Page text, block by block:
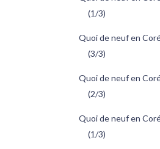
(1/3)
Quoi de neuf en
(3/3)
Quoi de neuf en
(2/3)
Quoi de neuf en
(1/3)